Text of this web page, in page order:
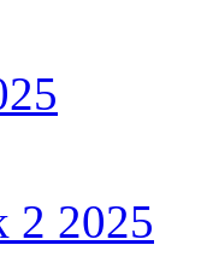
2 2025